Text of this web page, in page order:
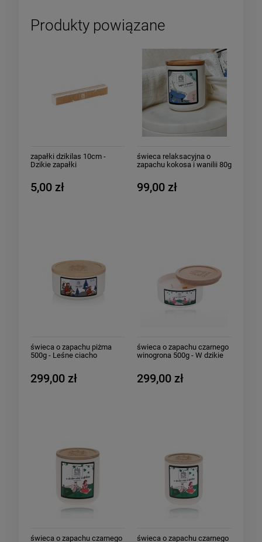
Produkty powiązane
zapałki dzikilas 10cm -
Dzikie zapałki
5,00 zł
świeca relaksacyjna o
zapachu kokosa i wanilii 80g
99,00 zł
świeca o zapachu piżma
500g - Leśne ciacho
299,00 zł
świeca o zapachu czarnego
winogrona 500g - W dzikie
299,00 zł
świeca o zapachu czarnego
świeca o zapachu czarnego